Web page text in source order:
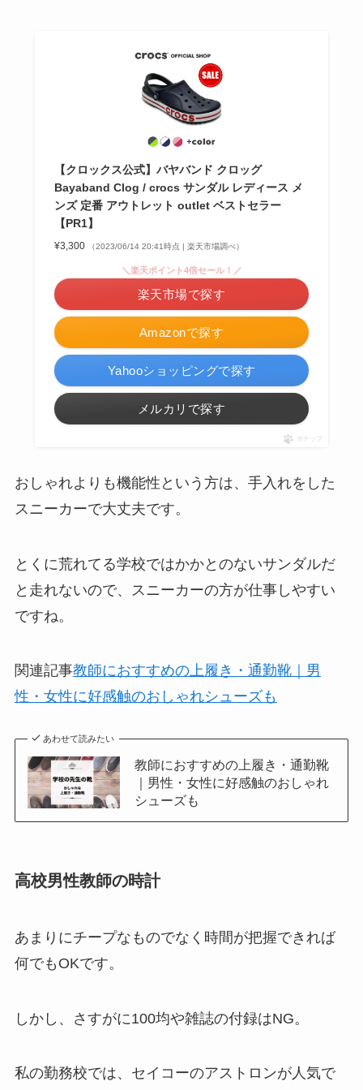
【クロックス公式】バヤバンド クロッグ
Bayaband Clog / crocs サンダル レディース メ
ンズ 定番 アウトレット outlet ベストセラー
【PR1】
¥3,300 （2023/06/14 20:41時点 | 楽天市場調べ）
Amazonで探す
＼楽天ポイント4倍セール！／
楽天市場で探す
Yahooショッピングで探す
メルカリで探す
ポチップ
おしゃれよりも機能性という方は、 手入れをした
スニーカーで大丈夫です。
とくに荒れてる学校ではかかとのないサンダルだ
と走れないので、スニーカーの方が仕事しやすい
ですね。
関連記事教師におすすめの上履き・通勤靴｜男
性・女性に好感触のおしゃれシューズも
あわせて読みたい
教師におすすめの上履き・通勤靴
｜男性・女性に好感触のおしゃれ
シューズも
高校男性教師の時計
あまりにチープなものでなく時間が把握できれば
何でもOKです。
しかし、さすがに100均や雑誌の付録はNG。
私の勤務校では、セイコーのアストロンが人気で